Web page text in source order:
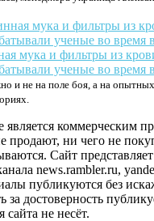
мука и фильтры из
ученые во время
и не на поле боя, а на
является коммерческим
продают, ни чего не
Сайт
news.rambler.ru,
публикуются без
за достоверность
не несёт.